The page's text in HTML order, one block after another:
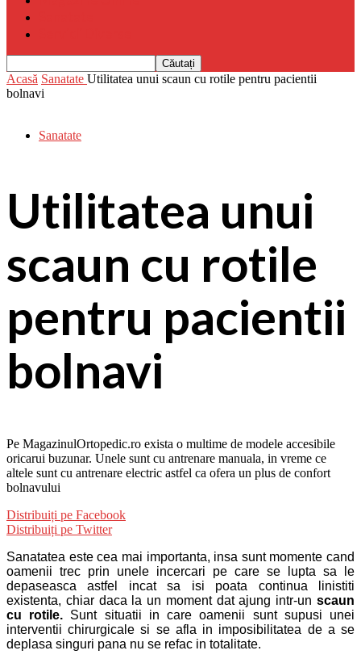
Acasă Sanatate Utilitatea unui scaun cu rotile pentru pacientii
bolnavi
Sanatate
Utilitatea unui
scaun cu rotile
pentru pacientii
bolnavi
Pe MagazinulOrtopedic.ro exista o multime de modele accesibile
oricarui buzunar. Unele sunt cu antrenare manuala, in vreme ce
altele sunt cu antrenare electric astfel ca ofera un plus de confort
bolnavului
Distribuiți pe Facebook
Distribuiți pe Twitter
Sanatatea este cea mai importanta, insa sunt momente cand
oamenii trec prin unele incercari pe care se lupta sa le
depaseasca astfel incat sa isi poata continua linistiti
existenta, chiar daca la un moment dat ajung intr-un scaun
cu rotile. Sunt situatii in care oamenii sunt supusi unei
interventii chirurgicale si se afla in imposibilitatea de a se
deplasa singuri pana nu se refac in totalitate.